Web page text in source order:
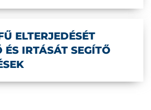
ELTERJEDÉSÉT
ÉS IRTÁSÁT SEGÍTŐ